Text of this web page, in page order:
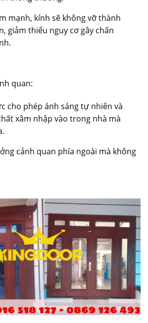
mạnh, kính sẽ không vỡ thành
giảm thiểu nguy cơ gây chấn
quan:
cho phép ánh sáng tự nhiên và
xâm nhập vào trong nhà mà
cảnh quan phía ngoài mà không